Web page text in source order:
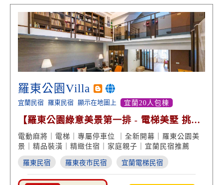
羅東公園Villa
宜蘭民宿 羅東民宿 顯示在地圖上 宜蘭20人包棟
【羅東公園綠意美景第一排 - 電梯美墅 挑高
客廳】
電動麻將｜電梯｜專屬停車位 ｜全新開幕｜羅東公園美
景｜精品裝潢｜精緻住宿｜家庭親子｜宜蘭民宿推薦
羅東民宿 羅東夜市民宿 宜蘭電梯民宿